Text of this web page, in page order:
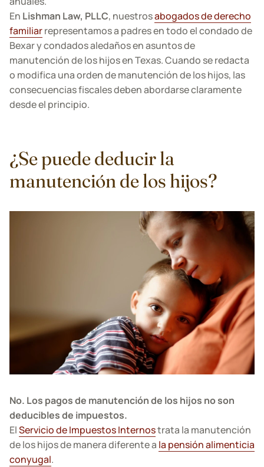
En Lishman Law, PLLC, nuestrosabogados de derecho
familiarrepresentamos a padres en todo el condado de
Bexar y condados aledaños en asuntos de
manutención de los hijos en Texas. Cuando se redacta
o modifica una orden de manutención de los hijos, las
consecuencias fiscales deben abordarse claramente
desde el principio.
¿Se puede deducir la
manutención de los hijos?
No. Los pagos de manutención de los hijos no son
deducibles de impuestos.
ElServicio de Impuestos Internostrata la manutención
de los hijos de manera diferente a la pensión alimenticia
conyugal.